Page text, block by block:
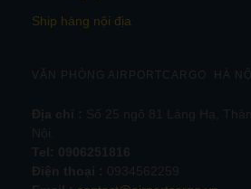
Ship hàng nội địa
VĂN PHÒNG AIRPORTCARGO HÀ NỘI